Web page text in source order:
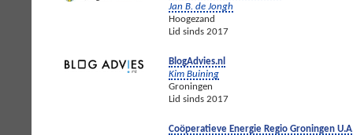
Jan B. de Jongh
Hoogezand
Lid sinds 2017
BlogAdvies.nl
Kim Buining
Groningen
Lid sinds 2017
Coöperatieve Energie Regio Groningen